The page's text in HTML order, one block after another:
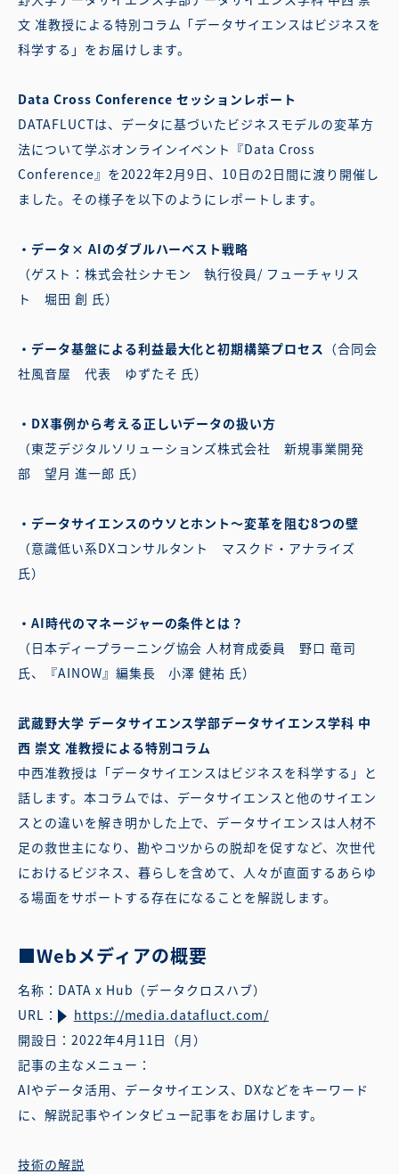
文 准教授による特別コラム「データサイエンスはビジネスを
科学する」をお届けします。
Data Cross Conference セッションレポート
DATAFLUCTは、データに基づいたビジネスモデルの変革方
法について学ぶオンラインイベント『Data Cross
Conference』を2022年2月9日、10日の2日間に渡り開催し
ました。その様子を以下のようにレポートします。
・データ× AIのダブルハーベスト戦略
（ゲスト：株式会社シナモン 執行役員/ フューチャリス
ト 堀田 創 氏）
・データ基盤による利益最大化と初期構築プロセス （合同会
社風音屋 代表 ゆずたそ 氏）
・DX事例から考える正しいデータの扱い方
（東芝デジタルソリューションズ株式会社 新規事業開発
部 望月 進一郎 氏）
・データサイエンスのウソとホント〜変革を阻む8つの壁
（意識低い系DXコンサルタント マスクド・アナライズ
氏）
・AI時代のマネージャーの条件とは？
（日本ディープラーニング協会 人材育成委員 野口 竜司
氏、『AINOW』編集長 小澤 健祐 氏）
武蔵野大学 データサイエンス学部データサイエンス学科 中
西 崇文 准教授による特別コラム
中西准教授は「データサイエンスはビジネスを科学する」と
話します。本コラムでは、データサイエンスと他のサイエン
スとの違いを解き明かした上で、データサイエンスは人材不
足の救世主になり、勘やコツからの脱却を促すなど、次世代
におけるビジネス、暮らしを含めて、人々が直面するあらゆ
る場面をサポートする存在になることを解説します。
■Webメディアの概要
名称：DATA x Hub（データクロスハブ）
URL：
https://media.datafluct.com/
開設日：2022年4月11日（月）
記事の主なメニュー：
AIやデータ活用、データサイエンス、DXなどをキーワード
に、解説記事やインタビュー記事をお届けします。
技術の解説